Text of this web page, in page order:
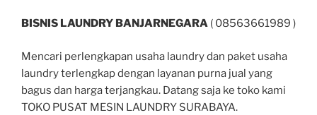
BISNIS LAUNDRY BANJARNEGARA ( 08563661989 )
Mencari perlengkapan usaha laundry dan paket usaha
laundry terlengkap dengan layanan purna jual yang
bagus dan harga terjangkau. Datang saja ke toko kami
TOKO PUSAT MESIN LAUNDRY SURABAYA.